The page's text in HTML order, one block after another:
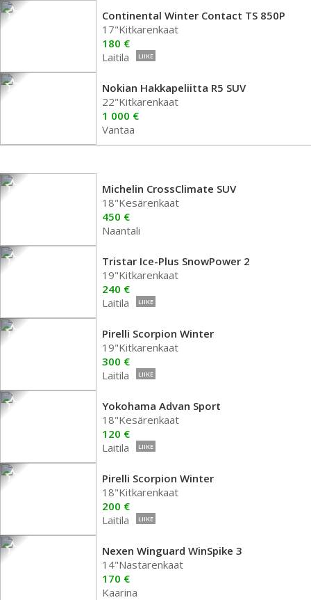
Continental Winter Contact TS 850P
17"Kitkarenkaat
180 €
Laitila
LIIKE
Nokian Hakkapeliitta R5 SUV
22"Kitkarenkaat
1 000 €
Vantaa
Michelin CrossClimate SUV
18"Kesärenkaat
450 €
Naantali
Tristar Ice-Plus SnowPower 2
19"Kitkarenkaat
240 €
Laitila
LIIKE
Pirelli Scorpion Winter
19"Kitkarenkaat
300 €
Laitila
LIIKE
Yokohama Advan Sport
18"Kesärenkaat
120 €
Laitila
LIIKE
Pirelli Scorpion Winter
18"Kitkarenkaat
200 €
Laitila
LIIKE
Nexen Winguard WinSpike 3
14"Nastarenkaat
170 €
Kaarina